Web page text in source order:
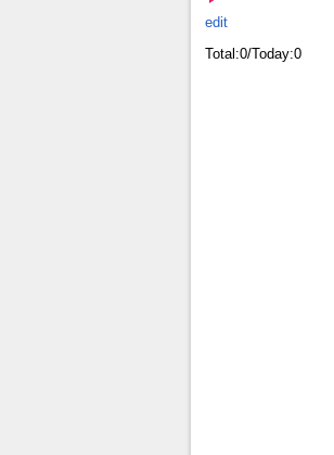
edit
Total:0/Today:0